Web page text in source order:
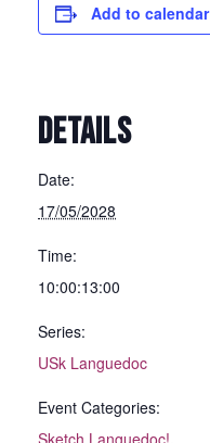
Add to calendar
DETAILS
Date:
17/05/2028
Time:
10:00:13:00
Series:
USk Languedoc
Event Categories:
Sketch Languedoc!,